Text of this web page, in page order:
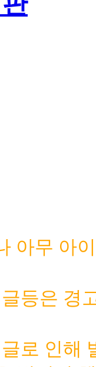
아무 아
등은 경
로 인해